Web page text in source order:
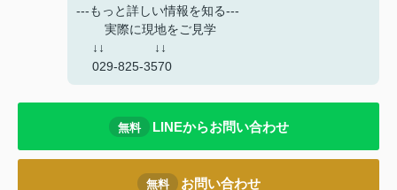
---もっと詳しい情報を知る---
実際に現地をご見学
↓↓ ↓↓
029-825-3570
無料 LINEからお問い合わせ
無料 お問い合わせ